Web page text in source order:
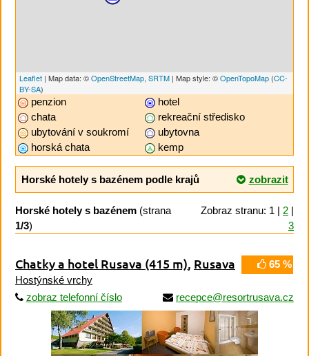
Leaflet | Map data: ©OpenStreetMap, SRTM | Map style: ©OpenTopoMap (CC-
BY-SA)
penzion
hotel
chata
rekreační středisko
ubytování v soukromí
ubytovna
horská chata
kemp
Horské hotely s bazénem podle krajů zobrazit
Horské hotely s bazénem (strana
1/3)
Zobraz stranu: 1 | 2 |
3
65 %
Chatky a hotel Rusava (415 m), Rusava
Hostýnské vrchy
zobraz telefonní číslo
recepce@resortrusava.cz